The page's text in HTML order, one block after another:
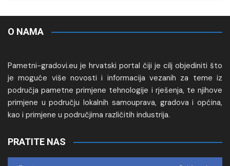
O NAMA
Pametni-gradovi.eu je hrvatski portal čiji je cilj objediniti što
je moguće više novosti i informacija vezanih za teme iz
područja pametne primjene tehnologije i rješenja, te njihove
primjene u području lokalnih samouprava, gradova i općina,
kao i primjene u područjima različitih industrija.
PRATITE NAS